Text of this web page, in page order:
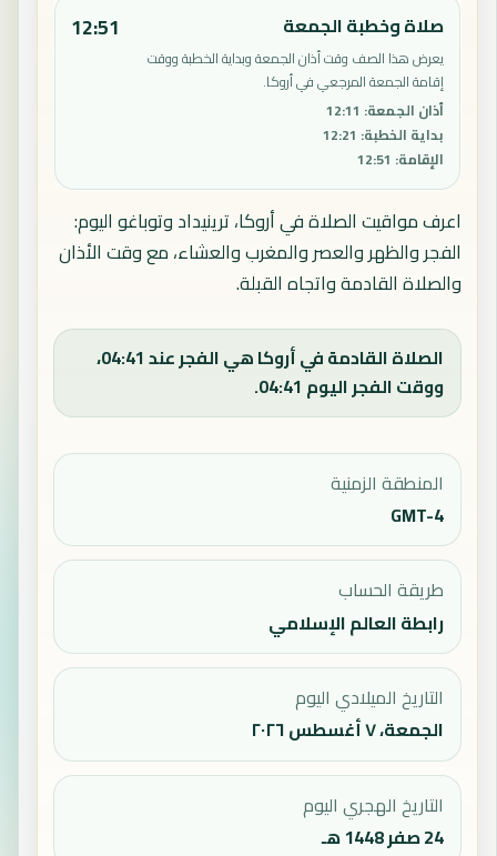
صلاة وخطبة الجمعة
يعرض هذا الصف وقت أذان الجمعة وبداية الخطبة ووقت
إقامة الجمعة المرجعي في أروكا.
أذان الجمعة:
12:11
بداية الخطبة:
12:21
الإقامة:
12:51
12:51
اعرف مواقيت الصلاة في أروكا، ترينيداد وتوباغو اليوم:
الفجر والظهر والعصر والمغرب والعشاء، مع وقت الأذان
والصلاة القادمة واتجاه القبلة.
الصلاة القادمة في أروكا هي الفجر عند 04:41،
ووقت الفجر اليوم 04:41.
المنطقة الزمنية
GMT-4
طريقة الحساب
رابطة العالم الإسلامي
التاريخ الميلادي اليوم
الجمعة، ٧ أغسطس ٢٠٢٦
التاريخ الهجري اليوم
24 صفر 1448 هـ